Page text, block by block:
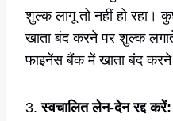
शुल्क लागू तो नहीं हो
खाता बंद करने पर शुल्क
फाइनेंस बैंक में खाता बंद
3.स्वचालित लेन-देन रद्द करें: